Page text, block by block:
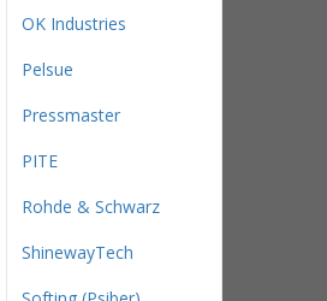
OK Industries
Pelsue
Pressmaster
PITE
Rohde & Schwarz
ShinewayTech